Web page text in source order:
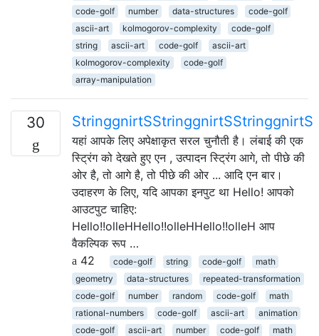
code-golf
number data-structures
code-golf
ascii-art
kolmogorov-complexity
code-golf
string
ascii-art code-golf
ascii-art
kolmogorov-complexity
code-golf
array-manipulation
30 StringgnirtSStringgnirtSStringgnirtS
यहां आपके लिए अपेक्षाकृत सरल चुनौती है। लंबाई की एक
स्ट्रिंग को देखते हुए एन , उत्पादन स्ट्रिंग आगे, तो पीछे की
ओर है, तो आगे है, तो पीछे की ओर ... आदि एन बार।
उदाहरण के लिए, यदि आपका इनपुट था Hello! आपको
आउटपुट चाहिए:
Hello!!olleHHello!!olleHHello!!olleH आप
वैकल्पिक रूप …
42
code-golf string code-golf
math
geometry
data-structures
repeated-transformation
code-golf
number random code-golf
math
rational-numbers
code-golf ascii-art
animation
code-golf
ascii-art number code-golf
math